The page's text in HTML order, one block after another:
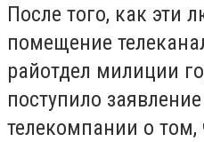
После того, как эти
помещение
райотдел милиции
поступило
телекомпании о том,